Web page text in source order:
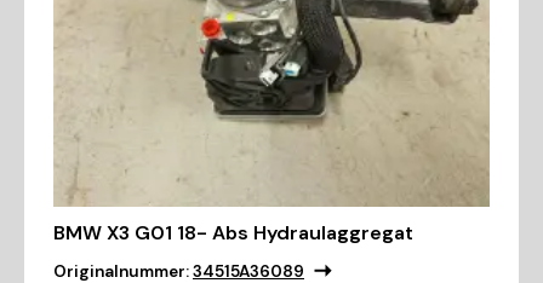
BMW X3 G01 18- Abs Hydraulaggregat
Originalnummer:34515A36089